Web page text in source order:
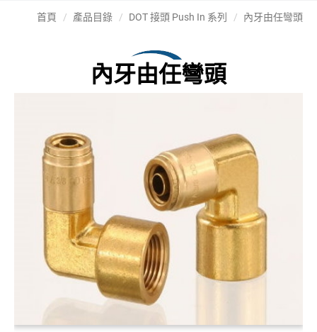
首頁 產品目錄 DOT 接頭 Push In 系列 內牙由任彎頭
內牙由任彎頭